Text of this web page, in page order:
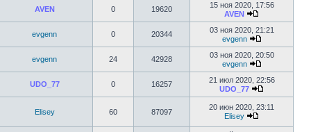
AVEN 0 19620
15 ноя 2020, 17:56
AVEN
evgenn 0 20344
03 ноя 2020, 21:21
evgenn
evgenn 24 42928
03 ноя 2020, 20:50
evgenn
UDO_77 0 16257
21 июл 2020, 22:56
UDO_77
Elisey 60 87097
20 июн 2020, 23:11
Elisey